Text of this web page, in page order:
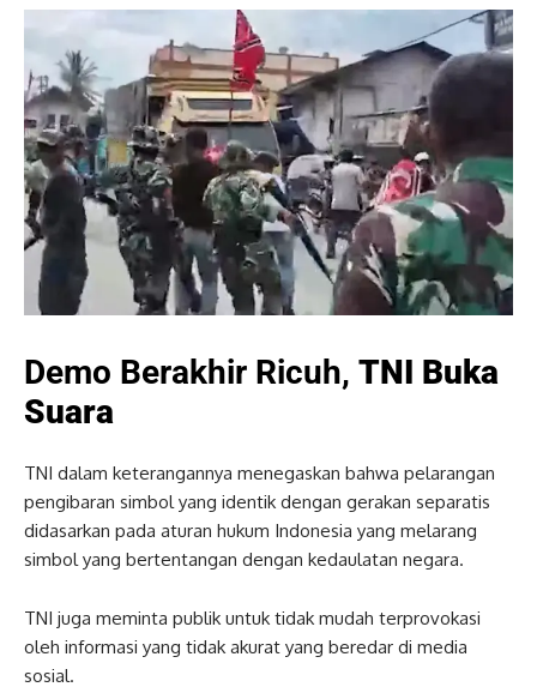
Demo Berakhir Ricuh, TNI Buka
Suara
TNI dalam keterangannya menegaskan bahwa pelarangan
pengibaran simbol yang identik dengan gerakan separatis
didasarkan pada aturan hukum Indonesia yang melarang
simbol yang bertentangan dengan kedaulatan negara.
TNI juga meminta publik untuk tidak mudah terprovokasi
oleh informasi yang tidak akurat yang beredar di media
sosial.